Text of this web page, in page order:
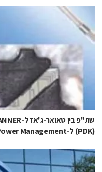
(PDK) ל-Power Management